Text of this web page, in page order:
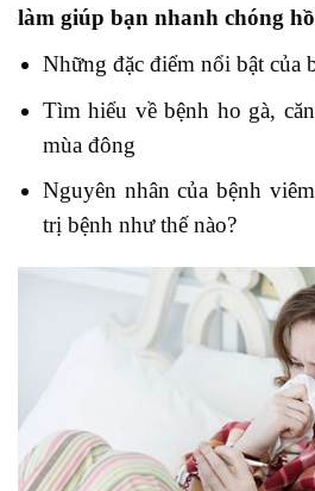
làm giúp bạn nhanh chóng
Những đặc điểm nổi bật của
Tìm hiểu về bệnh ho gà,
mùa đông
Nguyên nhân của bệnh
trị bệnh như thế nào?